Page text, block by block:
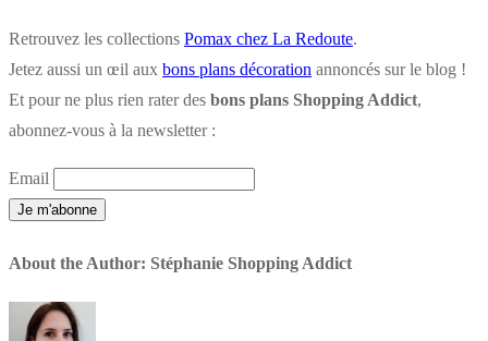
Retrouvez les collections Pomax chez La Redoute.
Jetez aussi un œil aux bons plans décoration annoncés sur le blog !
Et pour ne plus rien rater des bons plans Shopping Addict,
abonnez-vous à la newsletter :
Email
About the Author: Stéphanie Shopping Addict